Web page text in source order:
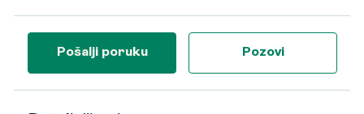
Pošalji poruku Pozovi